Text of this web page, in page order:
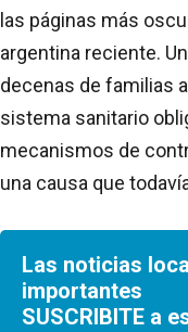
las páginas más
argentina reciente.
decenas de familias
sistema sanitario
mecanismos de
una causa que
Las noticias
importantes
SUSCRIBITE a